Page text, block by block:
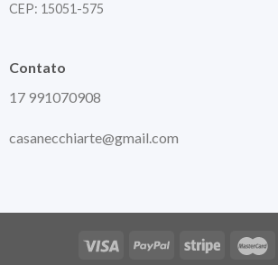
CEP: 15051-575
Contato
17 991070908
casanecchiarte@gmail.com